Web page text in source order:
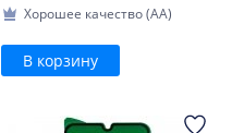
Хорошее качество (AA)
В корзину